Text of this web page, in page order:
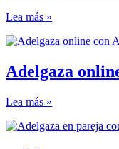
Lea más »
Adelgaza
Lea más »